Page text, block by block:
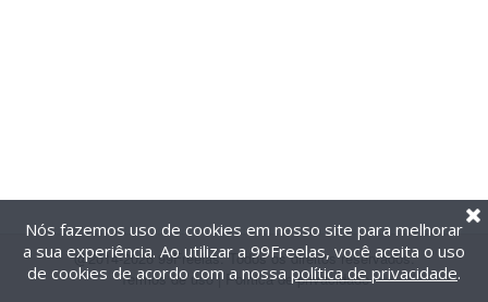
@2014-2026 99Freelas. Todos os direitos reservados.
Termos de uso| Política de privacidade
Nós fazemos uso de cookies em nosso site para melhorar
a sua experiência. Ao utilizar a 99Freelas, você aceita o uso
de cookies de acordo com a nossa política de privacidade.